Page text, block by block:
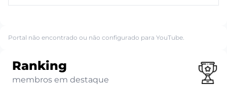
Portal não encontrado ou não configurado para YouTube.
Ranking
membros em destaque